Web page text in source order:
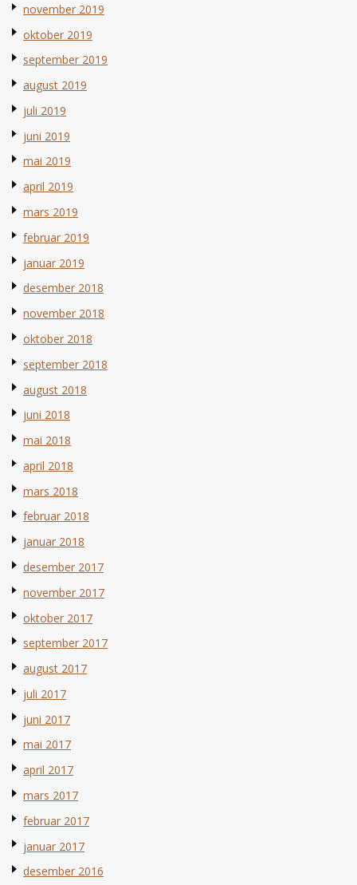
november 2019
oktober 2019
september 2019
august 2019
juli 2019
juni 2019
mai 2019
april 2019
mars 2019
februar 2019
januar 2019
desember 2018
november 2018
oktober 2018
september 2018
august 2018
juni 2018
mai 2018
april 2018
mars 2018
februar 2018
januar 2018
desember 2017
november 2017
oktober 2017
september 2017
august 2017
juli 2017
juni 2017
mai 2017
april 2017
mars 2017
februar 2017
januar 2017
desember 2016